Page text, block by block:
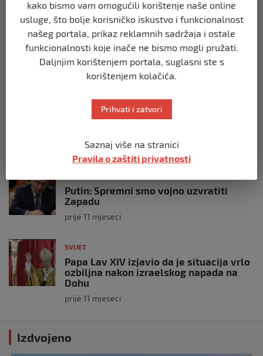
Brod “Mikeno” probio izraelsku blokadu
i uplovio u Gazu – kapetan iz Sarajeva
vijori zastavu BiH
prije 10 mjeseci
Opsadno stanje u Münchenu, odjeknulo
nekoliko eksplozija: Ima žrtava,
prije 10 mjeseci
Putin: Spremni smo vojno uzvratiti
Zapadu
prije 11 mjeseci
SVIJET
Papa Lav XIV izjavio da je situacija vrlo
ozbiljna nakon izraelskog napada na
Dohu
prije 11 mjeseci
Izdvojeno
kako bismo vam omogućili korištenje naše online
usluge, što bolje korisničko iskustvo i funkcionalnost
našeg portala, prikaz reklamnih sadržaja i ostale
funkcionalnosti koje inače ne bismo mogli pružati.
Daljnjim korištenjem portala, suglasni ste s
korištenjem kolačića.
Prihvati i zatvori
Saznaj više na stranici
Pravila o zaštiti privatnosti